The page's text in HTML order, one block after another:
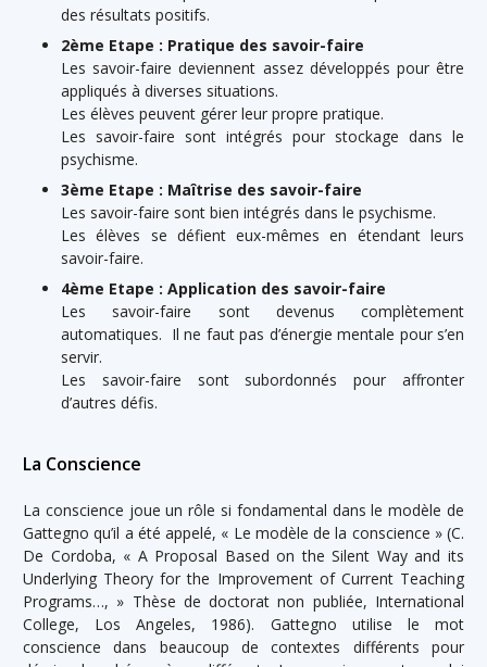
des résultats positifs.
2ème Etape : Pratique des savoir-faire
Les savoir-faire deviennent assez développés pour être
appliqués à diverses situations.
Les élèves peuvent gérer leur propre pratique.
Les savoir-faire sont intégrés pour stockage dans le
psychisme.
3ème Etape : Maîtrise des savoir-faire
Les savoir-faire sont bien intégrés dans le psychisme.
Les élèves se défient eux-mêmes en étendant leurs
savoir-faire.
4ème Etape : Application des savoir-faire
Les savoir-faire sont devenus complètement
automatiques. Il ne faut pas d’énergie mentale pour s’en
servir.
Les savoir-faire sont subordonnés pour affronter
d’autres défis.
La Conscience
La conscience joue un rôle si fondamental dans le modèle de
Gattegno qu’il a été appelé, « Le modèle de la conscience » (C.
De Cordoba, « A Proposal Based on the Silent Way and its
Underlying Theory for the Improvement of Current Teaching
Programs…, » Thèse de doctorat non publiée, International
College, Los Angeles, 1986). Gattegno utilise le mot
conscience dans beaucoup de contextes différents pour